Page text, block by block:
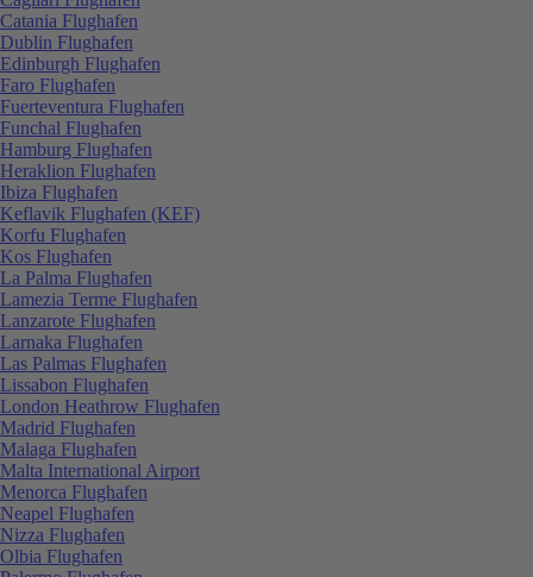
Catania Flughafen
Dublin Flughafen
Edinburgh Flughafen
Faro Flughafen
Fuerteventura Flughafen
Funchal Flughafen
Hamburg Flughafen
Heraklion Flughafen
Ibiza Flughafen
Keflavik Flughafen (KEF)
Korfu Flughafen
Kos Flughafen
La Palma Flughafen
Lamezia Terme Flughafen
Lanzarote Flughafen
Larnaka Flughafen
Las Palmas Flughafen
Lissabon Flughafen
London Heathrow Flughafen
Madrid Flughafen
Malaga Flughafen
Malta International Airport
Menorca Flughafen
Neapel Flughafen
Nizza Flughafen
Olbia Flughafen